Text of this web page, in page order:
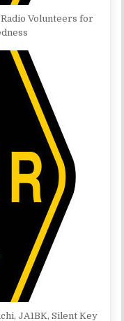
Volunteers for
JA1BK, Silent Key